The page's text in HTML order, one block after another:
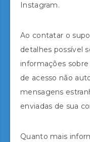
Instagram.
Ao contatar o
detalhes possível
informações
de acesso não
mensagens
enviadas de sua
Quanto mais